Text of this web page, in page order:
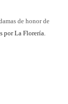
de honor de
por La Florería.